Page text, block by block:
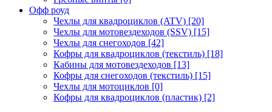
Офф роуд
Чехлы для квадроциклов (ATV) [20]
Чехлы для мотовездеходов (SSV) [15]
Чехлы для снегоходов [42]
Кофры для квадроциклов (текстиль) [18]
Кабины для мотовездеходов [13]
Кофры для снегоходов (текстиль) [15]
Чехлы для мотоциклов [0]
Кофры для квадроциклов (пластик) [2]